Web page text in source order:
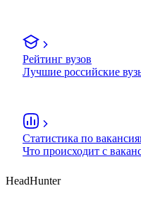
Рейтинг вузов
Лучшие российские
Статистика по
Что происходит с
HeadHunter